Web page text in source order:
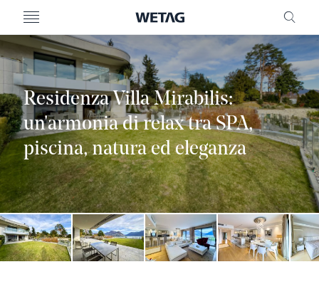
MENU
Residenza Villa Mirabilis:
un'armonia di relax tra SPA,
piscina, natura ed eleganza